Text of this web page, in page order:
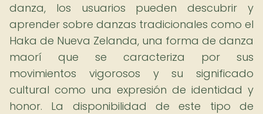
danza, los usuarios pueden descubrir y
aprender sobre danzas tradicionales como el
Haka de Nueva Zelanda, una forma de danza
maorí que se caracteriza por sus
movimientos vigorosos y su significado
cultural como una expresión de identidad y
honor. La disponibilidad de este tipo de